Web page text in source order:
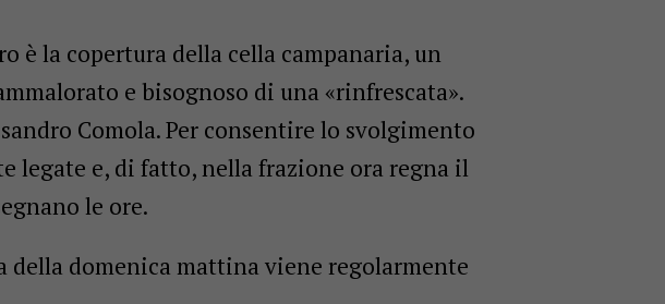
è la copertura della cella campanaria, un
e bisognoso di una «rinfrescata».
Comola. Per consentire lo svolgimento
legate e, di fatto, nella frazione ora regna il
le ore.
della domenica mattina viene regolarmente